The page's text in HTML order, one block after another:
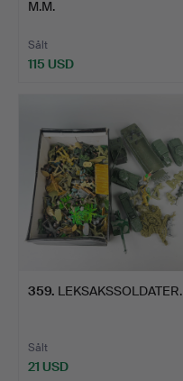
M.M.
Sålt
115 USD
359. LEKSAKSSOLDATER.
Sålt
21 USD